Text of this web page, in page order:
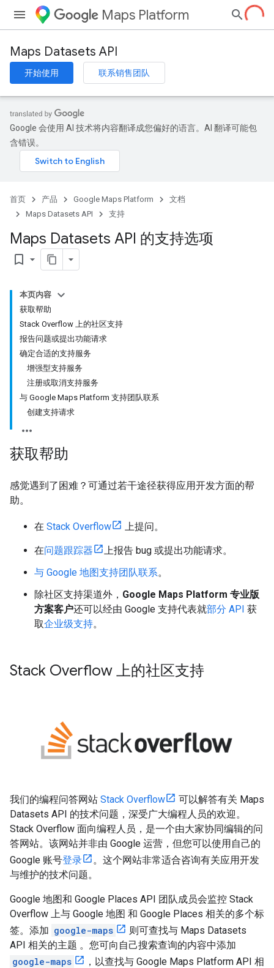
Maps Platform
Maps Datasets API
开始使用 联系销售团队
Google 会使用 AI 技术将内容翻译成您偏好的语言。AI 翻译可能包
含错误。
首页 产品 Google Maps Platform
文档
Maps Datasets API
支持
Maps Datasets API 的支持选项
bookmark_border
本页内容
获取帮助
Stack Overflow 上的社区支持
报告问题或提出功能请求
确定合适的支持服务
增强型支持服务
注册或取消支持服务
与 Google Maps Platform 支持团队联系
创建支持请求
获取帮助
感觉遇到了困难？可通过若干途径获得应用开发方面的帮
助。
在 Stack Overflow 上提问。
在问题跟踪器
上报告 bug 或提出功能请求。
与 Google 地图支持团队联系。
除社区支持渠道外， Google Maps Platform 专业版
方案客户还可以经由 Google 支持代表就部分 API 获
取企业级支持。
Stack Overflow 上的社区支持
我们的编程问答网站 Stack Overflow
可以解答有关 Maps
Datasets API 的技术问题，深受广大编程人员的欢迎。
Stack Overflow 面向编程人员，是一个由大家协同编辑的问
答网站。该网站并非由 Google 运营，但您可以使用自己的
Google 账号登录
。这个网站非常适合咨询有关应用开发
与维护的技术问题。
Google 地图和 Google Places API 团队成员会监控 Stack
Overflow 上与 Google 地图 和 Google Places 相关的多个标
签。添加 google-maps
则可查找与 Maps Datasets
API 相关的主题 。您可向自己搜索查询的内容中添加
google-maps
，以查找与 Google Maps Platform API 相